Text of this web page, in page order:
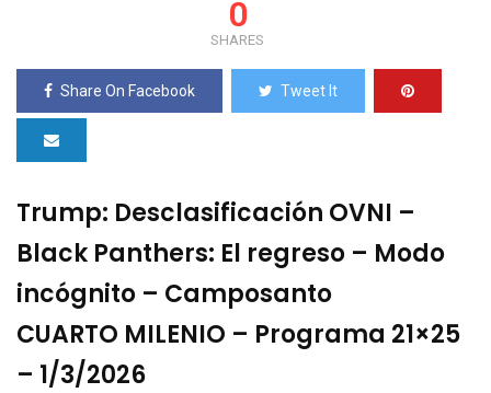
0
SHARES
Share On Facebook Tweet It
Trump: Desclasificación OVNI –
Black Panthers: El regreso – Modo
incógnito – Camposanto
CUARTO MILENIO – Programa 21×25
– 1/3/2026